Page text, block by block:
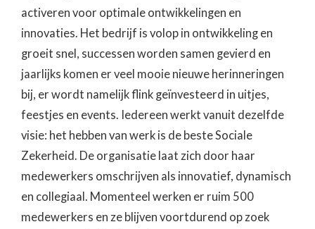
activeren voor optimale ontwikkelingen en
innovaties. Het bedrijf is volop in ontwikkeling en
groeit snel, successen worden samen gevierd en
jaarlijks komen er veel mooie nieuwe herinneringen
bij, er wordt namelijk flink geïnvesteerd in uitjes,
feestjes en events. Iedereen werkt vanuit dezelfde
visie: het hebben van werk is de beste Sociale
Zekerheid. De organisatie laat zich door haar
medewerkers omschrijven als innovatief, dynamisch
en collegiaal. Momenteel werken er ruim 500
medewerkers en ze blijven voortdurend op zoek